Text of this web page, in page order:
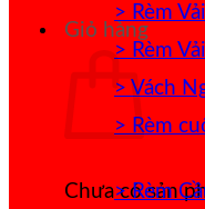
Giỏ hàng
Chưa có sản
> Rèm
> Rèm
> Vách
> Rèm
> Rèm